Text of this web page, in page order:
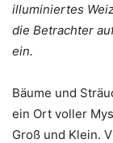
illuminiertes
die Betrachter
ein.
Bäume und
ein Ort voller
Groß und Klein.